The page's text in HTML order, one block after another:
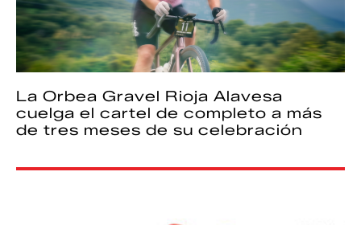
La Orbea Gravel Rioja Alavesa
cuelga el cartel de completo a más
de tres meses de su celebración